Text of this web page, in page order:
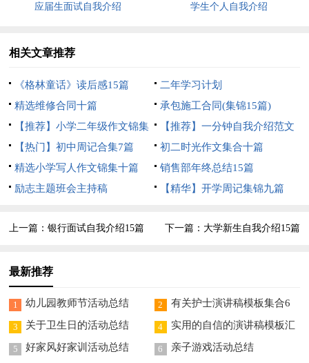
应届生面试自我介绍 学生个人自我介绍
相关文章推荐
《格林童话》读后感15篇
二年学习计划
精选维修合同十篇
承包施工合同(集锦15篇)
【推荐】小学二年级作文锦集
8篇
【推荐】一分钟自我介绍范文
合集6篇
【热门】初中周记合集7篇
初二时光作文集合十篇
精选小学写人作文锦集十篇
销售部年终总结15篇
励志主题班会主持稿
【精华】开学周记集锦九篇
上一篇：银行面试自我介绍15篇 下一篇： 大学新生自我介绍15篇
最新推荐
1 幼儿园教师节活动总结 2
有关护士演讲稿模板集合6
篇
3 关于卫生日的活动总结 4
实用的自信的演讲稿模板汇
编五篇
5 好家风好家训活动总结 6 亲子游戏活动总结